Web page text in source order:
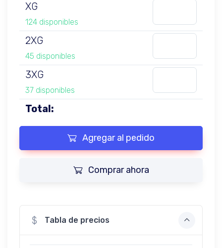
XG
124 disponibles
2XG
45 disponibles
3XG
37 disponibles
Total:
Agregar al pedido
Comprar ahora
Tabla de precios